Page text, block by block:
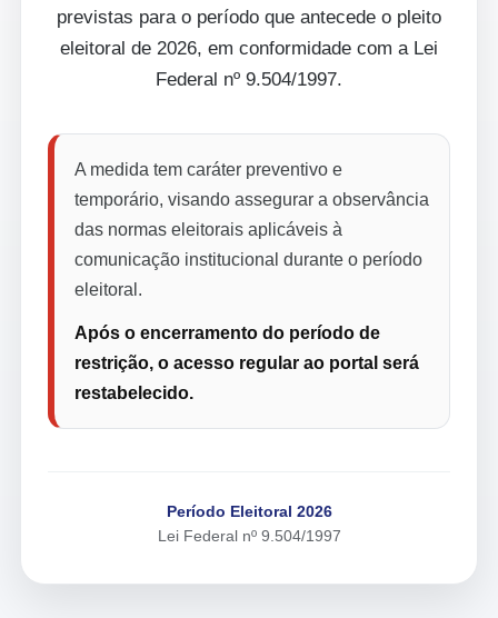
previstas para o período que antecede o pleito
eleitoral de 2026, em conformidade com a Lei
Federal nº 9.504/1997.
A medida tem caráter preventivo e
temporário, visando assegurar a observância
das normas eleitorais aplicáveis à
comunicação institucional durante o período
eleitoral.
Após o encerramento do período de
restrição, o acesso regular ao portal será
restabelecido.
Período Eleitoral 2026
Lei Federal nº 9.504/1997